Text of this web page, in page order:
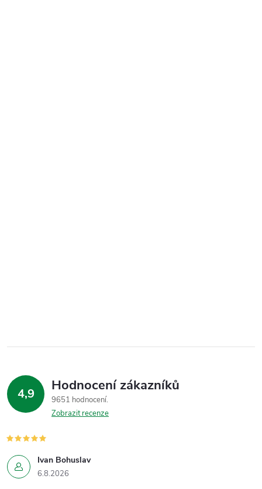
4,9 Hodnocení zákazníků
9651 hodnocení
Zobrazit recenze
Ivan Bohuslav
6.8.2026